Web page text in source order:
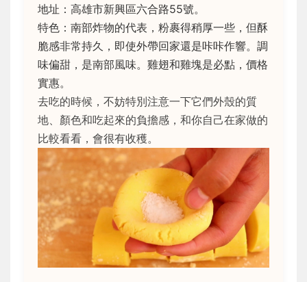
地址：高雄市新興區六合路55號。
特色：南部炸物的代表，粉裹得稍厚一些，但酥
脆感非常持久，即使外帶回家還是咔咔作響。調
味偏甜，是南部風味。雞翅和雞塊是必點，價格
實惠。
去吃的時候，不妨特別注意一下它們外殼的質
地、顏色和吃起來的負擔感，和你自己在家做的
比較看看，會很有收穫。